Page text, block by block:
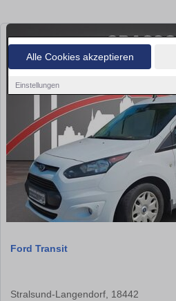
Alle Cookies akzeptieren
Einstellungen
Ford Transit
Stralsund-Langendorf, 18442